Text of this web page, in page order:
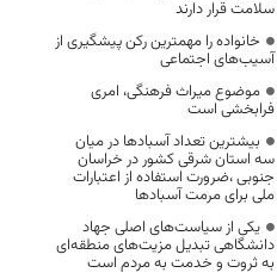
سلامت قرار دارند
خانواده را مهمترین رکن پیشگیری از
آسیب‌های اجتماعی
موضوع میراث فرهنگی، امری
فرابخشی است
بیشترین تعداد آسبادها در میان
سه استان شرقی کشور در خراسان
جنوبی ،ضرورت استفاده از اعتبارات
ملی برای مرمت آسبادها
یکی از سیاست‌های اصلی جهاد
دانشگاهی تبدیل مزیت‌های منطقه‌ای
به ثروت و خدمت به مردم است